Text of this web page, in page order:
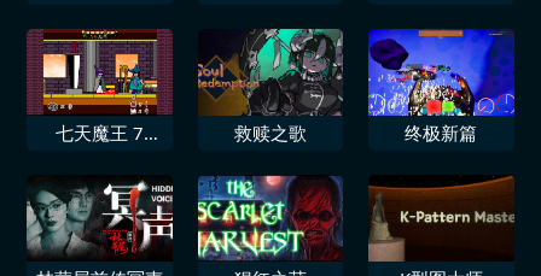
七天魔王 7
救赎之歌 终极新篇